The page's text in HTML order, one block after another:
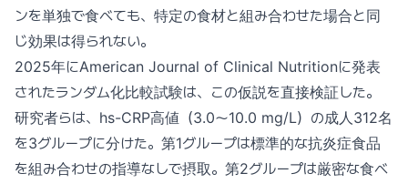
ンを単独で食べても、特定の食材と組み合わせた場合と同
じ効果は得られない。
2025年にAmerican Journal of Clinical Nutritionに発表
されたランダム化比較試験は、この仮説を直接検証した。
研究者らは、hs-CRP高値（3.0〜10.0 mg/L）の成人312名
を3グループに分けた。第1グループは標準的な抗炎症食品
を組み合わせの指導なしで摂取。第2グループは厳密な食べ